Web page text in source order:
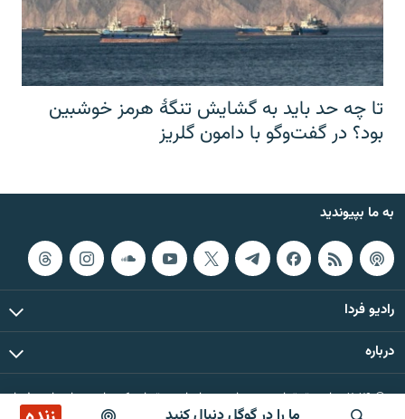
تا چه حد باید به گشایش تنگهٔ هرمز خوشبین
بود؟ در گفت‌وگو با دامون گلریز
به ما بپیوندید
رادیو فردا
درباره
© ۲۰۲۶ تمام حقوق این وب‌سایت، بر اساس مقررات کپی‌رایت، برای رادیو فردا
محفوظ است.